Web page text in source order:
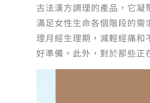
古法漢方調理的產品，它凝
滿足女性生命各個階段的
理月經生理期，減輕經痛
好準備。此外，對於那些正